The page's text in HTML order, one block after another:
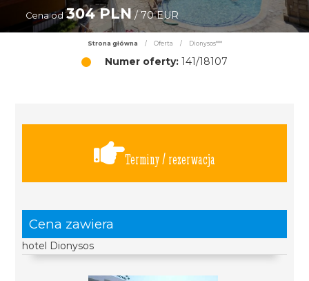
Cena od 304 PLN/ 70 EUR
Strona główna / Oferta / Dionysos***
Numer oferty: 141/18107
Terminy / rezerwacja
Cena zawiera
hotel Dionysos